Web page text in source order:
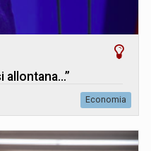
allontana…”
Economia